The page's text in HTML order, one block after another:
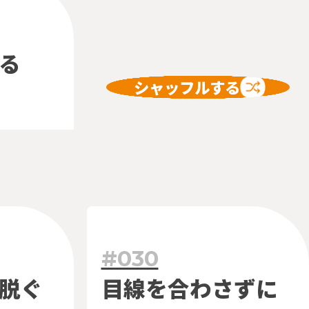
シャッフルする
ぐ
#030
目線を合わさずに